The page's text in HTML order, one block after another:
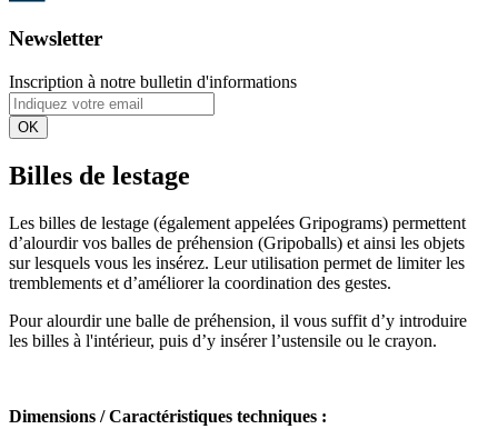
Newsletter
Inscription à notre bulletin d'informations
OK
Billes de lestage
Les billes de lestage (également appelées Gripograms) permettent
d’alourdir vos balles de préhension (Gripoballs) et ainsi les objets
sur lesquels vous les insérez. Leur utilisation permet de limiter les
tremblements et d’améliorer la coordination des gestes.
Pour alourdir une balle de préhension, il vous suffit d’y introduire
les billes à l'intérieur, puis d’y insérer l’ustensile ou le crayon.
Dimensions / Caractéristiques techniques :